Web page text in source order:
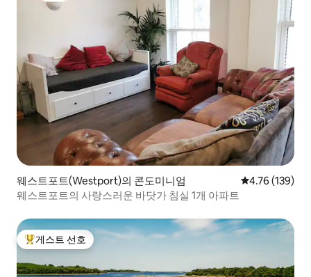
웨스트포트(Westport)의 콘도미니엄 평점 4.76점(5
4.76 (139)
웨스트포트의 사랑스러운 바닷가 침실 1개 아파트
상위 게스트 선호
게스트 선호